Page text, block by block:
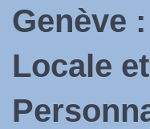
Genève
Locale